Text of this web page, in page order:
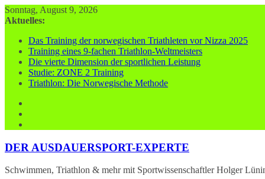
Zum
Inhalt
Sonntag, August 9, 2026
Aktuelles:
Das Training der norwegischen Triathleten vor Nizza 2025
Training eines 9-fachen Triathlon-Weltmeisters
Die vierte Dimension der sportlichen Leistung
Studie: ZONE 2 Training
Triathlon: Die Norwegische Methode
DER AUSDAUERSPORT-EXPERTE
Schwimmen, Triathlon & mehr mit Sportwissenschaftler Holger